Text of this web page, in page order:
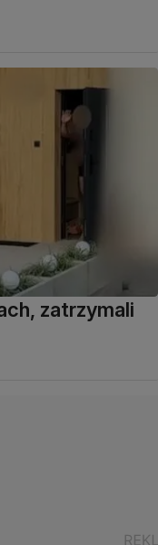
zatrzymali